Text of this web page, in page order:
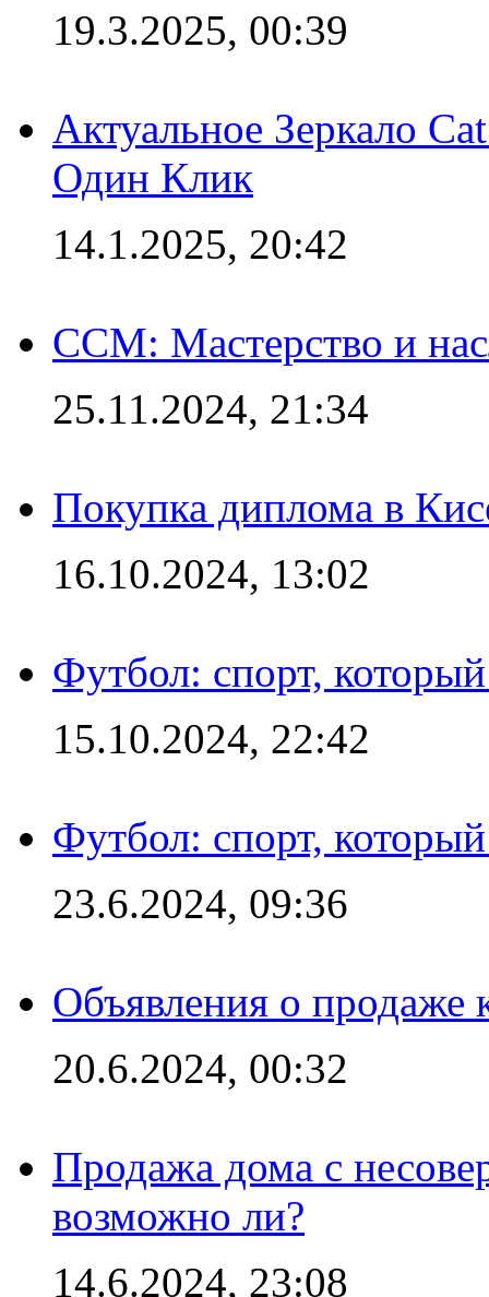
19.3.2025, 00:39
Актуальное Зеркало
Один Клик
14.1.2025, 20:42
CCM: Мастерство и
25.11.2024, 21:34
Покупка диплома в
16.10.2024, 13:02
Футбол: спорт,
15.10.2024, 22:42
Футбол: спорт,
23.6.2024, 09:36
Объявления о продаже
20.6.2024, 00:32
Продажа дома с
возможно ли?
14.6.2024, 23:08